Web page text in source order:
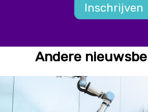
Inschrijven
Andere